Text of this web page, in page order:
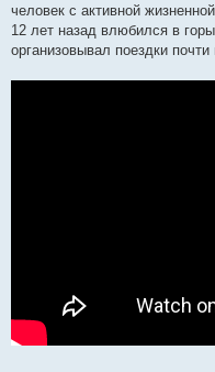
человек с активной
12 лет назад влюбился в
организовывал поездки